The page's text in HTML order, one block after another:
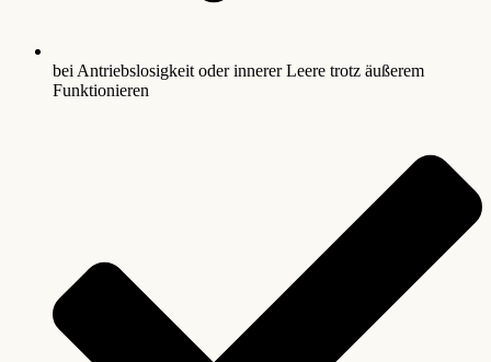
bei Antriebslosigkeit oder innerer Leere trotz äußerem
Funktionieren